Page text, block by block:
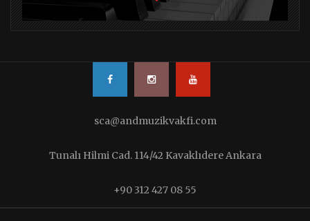
sca@andmuzikvakfi.com
Tunalı Hilmi Cad. 114/42 Kavaklıdere Ankara
+90 312 427 08 55